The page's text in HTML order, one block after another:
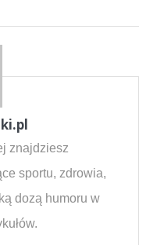
znajdziesz
sportu, zdrowia,
dozą humoru w